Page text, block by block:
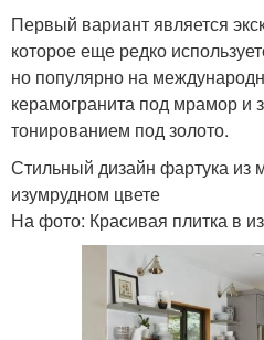
Первый вариант является
которое еще редко
но популярно на
керамогранита под мрамор и
тонированием под золото.
Стильный дизайн фартука из
изумрудном цвете
На фото: Красивая плитка в